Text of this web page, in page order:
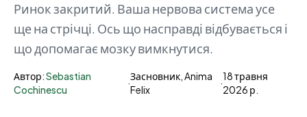
Ринок закритий. Ваша нервова система усе
ще на стрічці. Ось що насправді відбувається і
що допомагає мозку вимкнутися.
Автор:Sebastian
Cochinescu
·
Засновник, Anima
Felix
·
18 травня
2026 р.